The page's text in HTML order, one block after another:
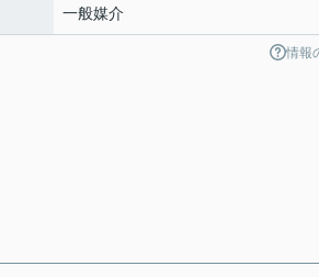
一般媒介
情報